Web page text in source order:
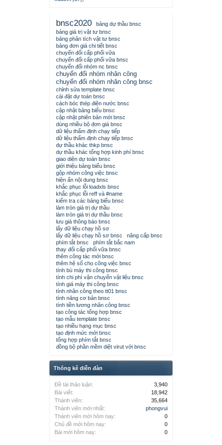
bnsc2020
bảng dự thầu bnsc
bảng giá trị vật tư bnsc
bảng phân tích vật tư bnsc
bảng đơn giá chi tiết bnsc
chuyển đổi cấp phối vữa
chuyển đổi cấp phối vữa bnsc
chuyển đổi nhóm nc bnsc
chuyển đổi nhóm nhân công
chuyển đổi nhóm nhân công bnsc
chỉnh sửa template bnsc
cài đặt dự toán bnsc
cách bóc thép điện nước bnsc
cập nhật bảng biểu bnsc
cập nhật phiên bản mới bnsc
dùng nhiều bộ đơn giá bnsc
dữ liệu thẩm định chạy tiếp
dữ liệu thẩm định chạy tiếp bnsc
dự thầu khác thkp bnsc
dự thầu khác tổng hợp kinh phí bnsc
giao diện dự toán bnsc
giới thiệu bảng biểu bnsc
gộp nhóm công việc bnsc
hiện ẩn nội dung bnsc
khắc phục lỗi loadxls bnsc
khắc phục lỗi reff và #name
kiểm tra các bảng biểu bnsc
làm tròn giá trị dự thầu
làm tròn giá trị dự thầu bnsc
lưu giá thông báo bnsc
lấy dữ liệu chạy hồ sơ
lấy dữ liệu chạy hồ sơ bnsc
nâng cấp bnsc
phím tắt bnsc
phím tắt bắc nam
thay đổi cấp phối vữa bnsc
thêm công tác mới bnsc
thêm hệ số cho công việc bnsc
tính bù máy thi công bnsc
tính chi phí vận chuyển vật liệu bnsc
tính giá máy thi công bnsc
tính nhân công theo tt01 bnsc
tính năng cơ bản bnsc
tính tiền lương nhân công bnsc
tạo công tác tổng hợp bnsc
tạo mẫu template bnsc
tạo nhiều hạng mục bnsc
tạo định mức mới bnsc
tổng hợp phím tắt bnsc
đồng bộ phần mềm diệt virut với bnsc
Thống kê diễn đàn
Đề tài thảo luận:
3,940
Bài viết:
18,942
Thành viên:
35,664
Thành viên mới nhất:
phongvui
Thành viên mới hôm nay:
0
Chủ đề mới hôm nay:
0
Bài mới hôm nay:
0